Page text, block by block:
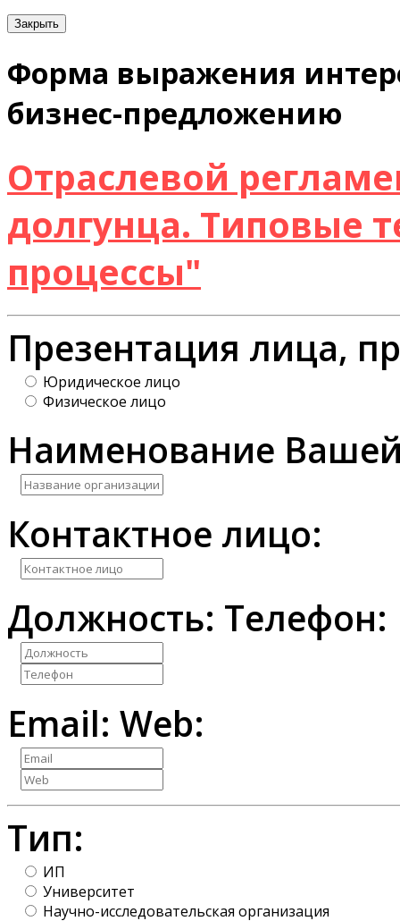
Закрыть
Форма выражения
бизнес-предложению
Отраслевой
долгунца. Типовые
процессы"
Презентация лица,
Юридическое лицо
Физическое лицо
Наименование
Контактное лицо:
Должность: Телефон:
Email: Web:
Тип:
ИП
Университет
Научно-исследовательская организация